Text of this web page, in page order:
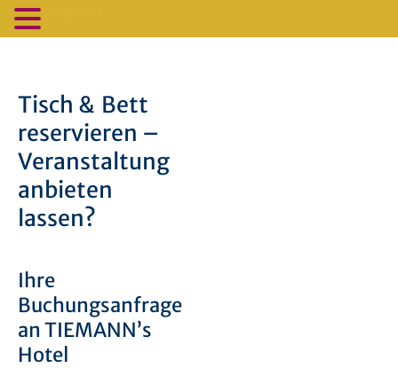
Tisch & Bett
reservieren –
Veranstaltung
anbieten
lassen?
Ihre
Buchungsanfrage
an TIEMANN’s
Hotel